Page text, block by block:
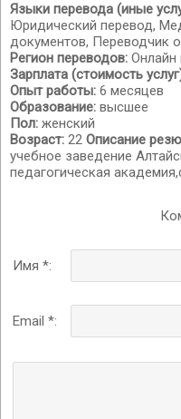
Языки перевода (иные
Юридический перевод,
документов, Переводчик
Регион переводов: Онлайн
Зарплата (стоимость
Опыт работы: 6 месяцев
Образование: высшее
Пол: женский
Возраст: 22 Описание
учебное заведение
педагогическая
Имя *:
Email *: